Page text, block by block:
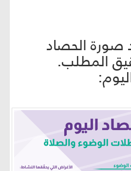
صورة الحصاد
المطلب.